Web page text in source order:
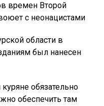
времен Второй
с неонацистами
области в
был нанесен
обязательно
обеспечить там